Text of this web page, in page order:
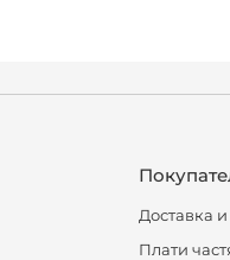
Доставка и
Плати